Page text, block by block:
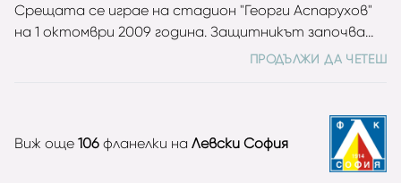
Срещата се играе на стадион "Георги Аспарухов"
на 1 октомври 2009 година. Защитникът започва
като титуляр и записва пълни 90 минути. За
всички турнири, като през сезон 2008/2009 става
шампион на България. Фланелката е подарена от
ПРОДЪЛЖИ ДА ЧЕТЕШ
Виж още 106 фланелки на Левски София